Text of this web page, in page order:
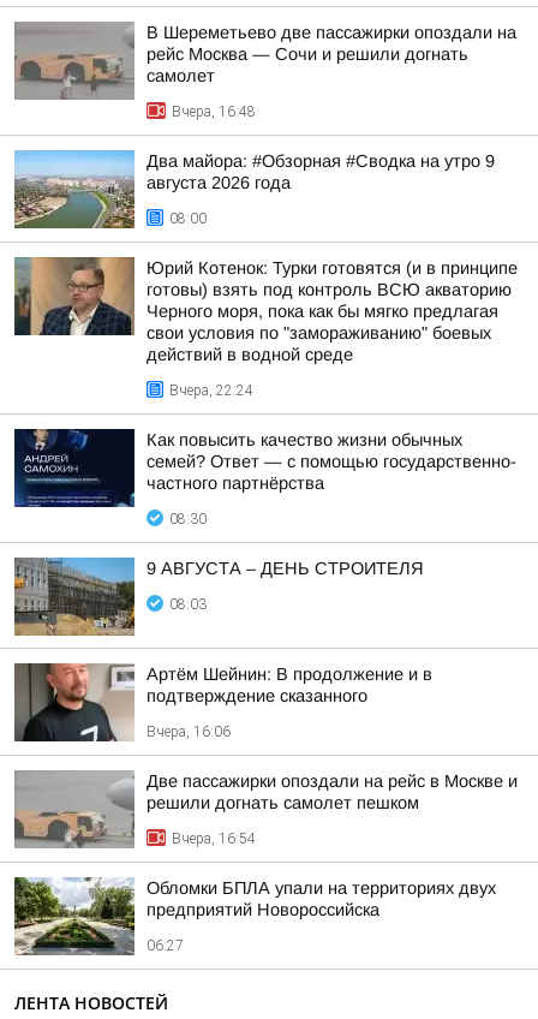
В Шереметьево две пассажирки опоздали на
рейс Москва — Сочи и решили догнать
самолет
Вчера, 16:48
Два майора: #Обзорная #Сводка на утро 9
августа 2026 года
08:00
Юрий Котенок: Турки готовятся (и в принципе
готовы) взять под контроль ВСЮ акваторию
Черного моря, пока как бы мягко предлагая
свои условия по "замораживанию" боевых
действий в водной среде
Вчера, 22:24
Как повысить качество жизни обычных
семей? Ответ — с помощью государственно-
частного партнёрства
08:30
9 АВГУСТА – ДЕНЬ СТРОИТЕЛЯ
08:03
Артём Шейнин: В продолжение и в
подтверждение сказанного
Вчера, 16:06
Две пассажирки опоздали на рейс в Москве и
решили догнать самолет пешком
Вчера, 16:54
Обломки БПЛА упали на территориях двух
предприятий Новороссийска
06:27
ЛЕНТА НОВОСТЕЙ